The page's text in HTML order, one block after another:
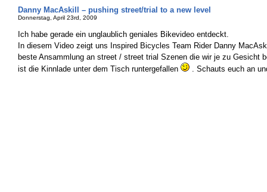
Danny MacAskill – pushing street/trial to a new level
Donnerstag, April 23rd, 2009
Ich habe gerade ein unglaublich geniales Bikevideo entdeckt.
In diesem Video zeigt uns Inspired Bicycles Team Rider Danny
beste Ansammlung an street / street trial Szenen die wir je zu Gesicht
ist die Kinnlade unter dem Tisch runtergefallen
. Schauts euch an